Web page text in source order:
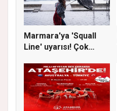
Marmara'ya 'Squall
Line' uyarısı! Çok